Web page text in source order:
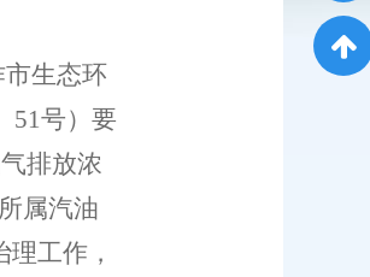
生态环
51号）要
排放浓
属汽油
工作，